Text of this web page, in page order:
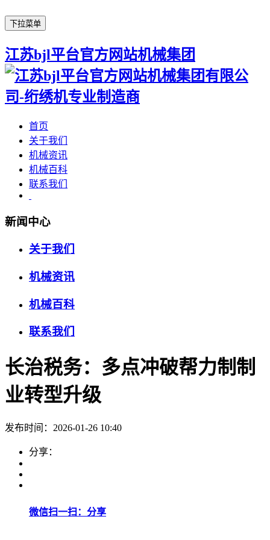
下拉菜单
江苏bjl平台官方网站机械集团
首页
关于我们
机械资讯
机械百科
联系我们
新闻中心
关于我们
机械资讯
机械百科
联系我们
长治税务：多点冲破帮力制制
业转型升级
发布时间：2026-01-26 10:40
分享：
微信扫一扫：分享